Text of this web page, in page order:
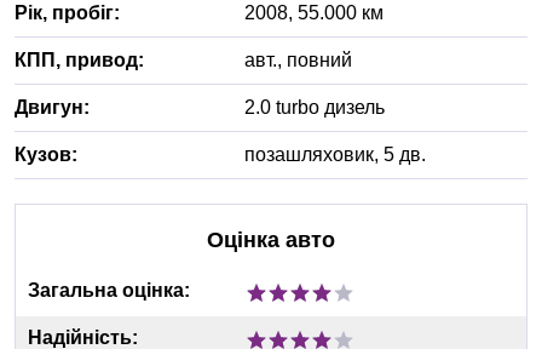
Рік, пробіг: 2008, 55.000 км
КПП, привод: авт., повний
Двигун: 2.0 turbo дизель
Кузов: позашляховик, 5 дв.
Оцінка авто
Загальна оцінка:
Надійність: